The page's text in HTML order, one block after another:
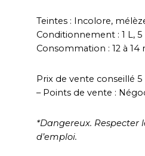
Teintes : Incolore,
Conditionnement : 1 L, 5
Consommation : 12 à 14
Prix de vente conseillé 5
– Points de vente :
*Dangereux. Respecter
d’emploi.